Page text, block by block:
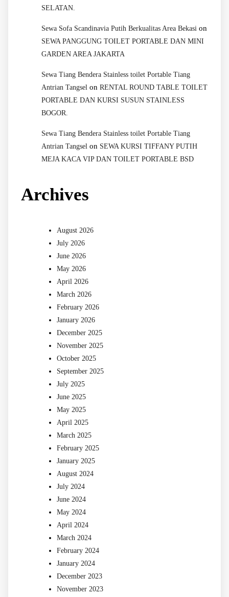
SELATAN.
Sewa Sofa Scandinavia Putih Berkualitas Area Bekasi on
SEWA PANGGUNG TOILET PORTABLE DAN MINI
GARDEN AREA JAKARTA
Sewa Tiang Bendera Stainless toilet Portable Tiang
Antrian Tangsel on RENTAL ROUND TABLE TOILET
PORTABLE DAN KURSI SUSUN STAINLESS
BOGOR.
Sewa Tiang Bendera Stainless toilet Portable Tiang
Antrian Tangsel on SEWA KURSI TIFFANY PUTIH
MEJA KACA VIP DAN TOILET PORTABLE BSD
Archives
August 2026
July 2026
June 2026
May 2026
April 2026
March 2026
February 2026
January 2026
December 2025
November 2025
October 2025
September 2025
July 2025
June 2025
May 2025
April 2025
March 2025
February 2025
January 2025
August 2024
July 2024
June 2024
May 2024
April 2024
March 2024
February 2024
January 2024
December 2023
November 2023